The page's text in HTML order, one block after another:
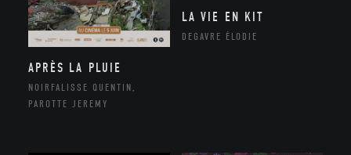
APRÈS LA PLUIE
NOIRFALISSE QUENTIN,
PAROTTE JEREMY
LA VIE EN KIT
DEGAVRE ÉLODIE